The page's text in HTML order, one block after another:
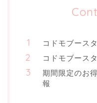
コドモブース
コドモブース
期間限定のお
報